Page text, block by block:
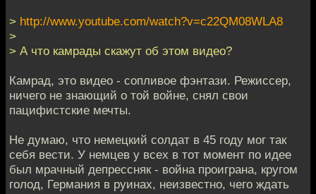
> http://www.youtube.com/watch?v=c22QM08WLA8
>
> А что камрады скажут об этом видео?
Камрад, это видео - сопливое фэнтази. Режиссер,
ничего не знающий о той войне, снял свои
пацифистские мечты.
Не думаю, что немецкий солдат в 45 году мог так
себя вести. У немцев у всех в тот момент по идее
был мрачный депрессняк - война проиграна, кругом
голод, Германия в руинах, неизвестно, чего ждать